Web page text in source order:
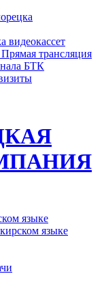
видеокассет
трансляция
БТК
языке
языке